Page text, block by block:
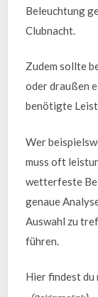
Beleuchtung
Clubnacht.
Zudem sollte
oder draußen
benötigte
Wer
muss oft
wetterfeste
genaue
Auswahl zu
führen.
Hier findest du